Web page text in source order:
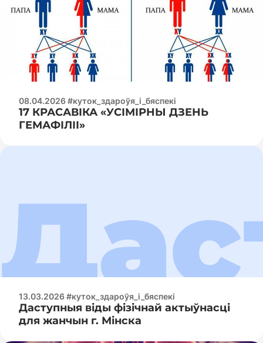
08.04.2026 #куток_здароўя_і_бяспекі
17 КРАСАВІКА «УСІМІРНЫ ДЗЕНЬ
ГЕМАФІЛІІ»
13.03.2026 #куток_здароўя_і_бяспекі
Даступныя віды фізічнай актыўнасці
для жанчын г. Мінска